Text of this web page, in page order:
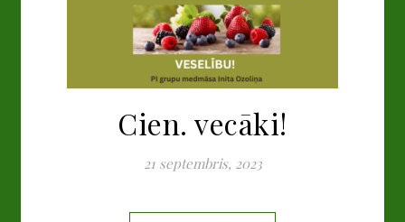
Cien. vecāki!
21 septembris, 2023